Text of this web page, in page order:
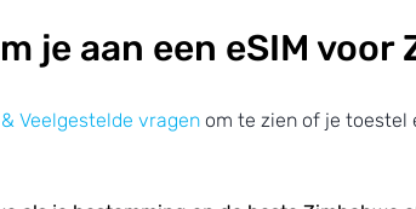
je aan een eSIM voor
Veelgestelde vragenom te zien of je toestel